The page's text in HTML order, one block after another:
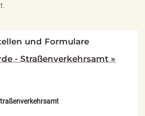
und Formulare
- Straßenverkehrsamt »